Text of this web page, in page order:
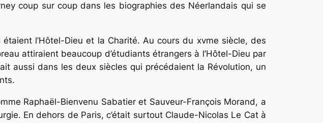
coup sur coup dans les biographies des Néerlandais qui se
l’Hôtel-Dieu et la Charité. Au cours du xvme siècle, des
attiraient beaucoup d’étu­diants étrangers à l’Hôtel-Dieu par
aussi dans les deux siècles qui précédaient la Révolution, un
Raphaël-Bienvenu Sabatier et Sauveur-François Morand, a
En dehors de Paris, c’était surtout Claude-Nicolas Le Cat à